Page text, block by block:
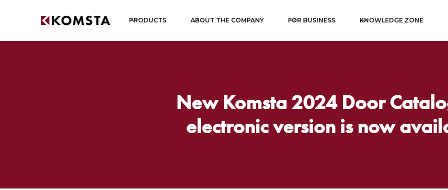
PRODUCTS ABOUT THE COMPANY FOR BUSINESS KNOWLEDGE ZONE
New Komsta 2024 Door
electronic version is now